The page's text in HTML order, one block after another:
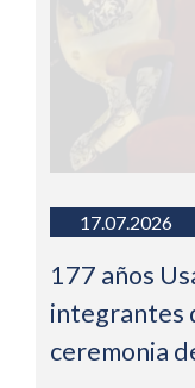
17.07.2026
177 años
integrantes
ceremonia